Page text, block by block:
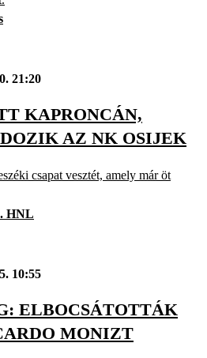
21:20
KAPRONCÁN,
AZ NK OSIJEK
csapat vesztét, amely már öt
HNL
10:55
ELBOCSÁTOTTÁK
MONIZT